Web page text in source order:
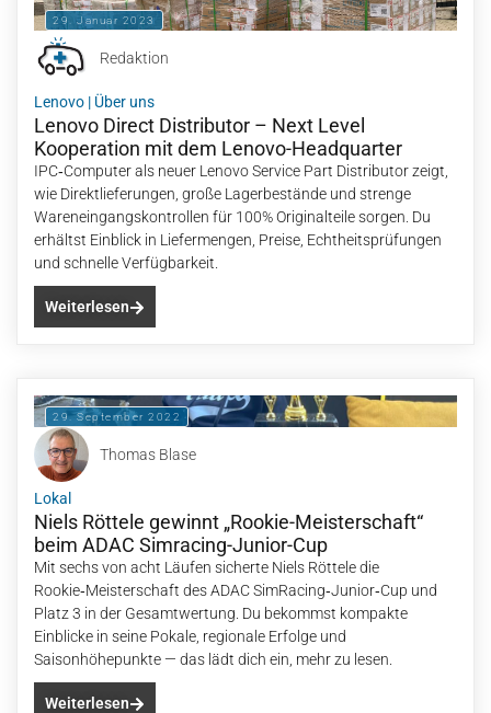
29. Januar 2023
Redaktion
Lenovo | Über uns
Lenovo Direct Distributor – Next Level
Kooperation mit dem Lenovo-Headquarter
IPC‑Computer als neuer Lenovo Service Part Distributor zeigt,
wie Direktlieferungen, große Lagerbestände und strenge
Wareneingangskontrollen für 100% Originalteile sorgen. Du
erhältst Einblick in Liefermengen, Preise, Echtheitsprüfungen
und schnelle Verfügbarkeit.
Weiterlesen
29. September 2022
Thomas Blase
Lokal
Niels Röttele gewinnt „Rookie-Meisterschaft“
beim ADAC Simracing-Junior-Cup
Mit sechs von acht Läufen sicherte Niels Röttele die
Rookie‑Meisterschaft des ADAC SimRacing‑Junior‑Cup und
Platz 3 in der Gesamtwertung. Du bekommst kompakte
Einblicke in seine Pokale, regionale Erfolge und
Saisonhöhepunkte — das lädt dich ein, mehr zu lesen.
Weiterlesen